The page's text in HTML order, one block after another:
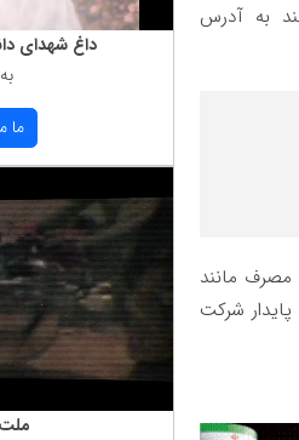
به آدرس
مانند
شرکت
داغ شهدای
ما
ملت